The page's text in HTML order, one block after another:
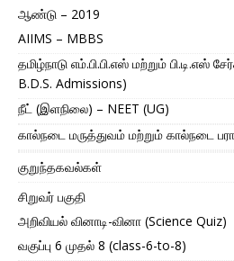
ஆண்டு – 2019
AIIMS – MBBS
தமிழ்நாடு எம்.பி.பி.எஸ் மற்றும் பி.டி.எஸ்
B.D.S. Admissions)
நீட் (இளநிலை) – NEET (UG)
கால்நடை மருத்துவம் மற்றும் கால்நடை
குறுந்தகவல்கள்
சிறுவர் பகுதி
அறிவியல் வினாடி-வினா (Science Quiz)
வகுப்பு 6 முதல் 8 (class-6-to-8)